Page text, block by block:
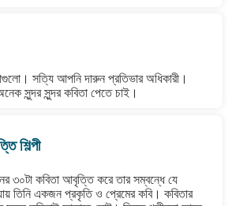
সত্যি আপনি দারুন প্রতিভার অধিকারী।
সুন্দর সুন্দর কবিতা পেতে চাই।
শিল্পী
৩০টা কবিতা আবৃত্তি করে তার সম্বন্ধে যে
তিনি একজন প্রকৃতি ও প্রেমের কবি। কবিতার